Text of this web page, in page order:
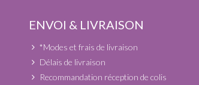
ENVOI & LIVRAISON
*Modes et frais de livraison
Délais de livraison
Recommandation réception de colis